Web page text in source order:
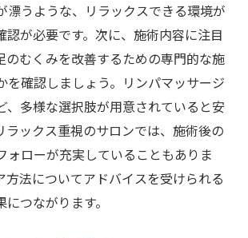
漂うような、リラックスできる環境が
認が必要です。次に、施術内容に注目
のむくみを改善するための専門的な施
を確認しましょう。リンパマッサージ
、多様な選択肢が用意されていると安
ラックス重視のサロンでは、施術後の
ォローが充実していることもありま
方法についてアドバイスを受けられる
つながります。